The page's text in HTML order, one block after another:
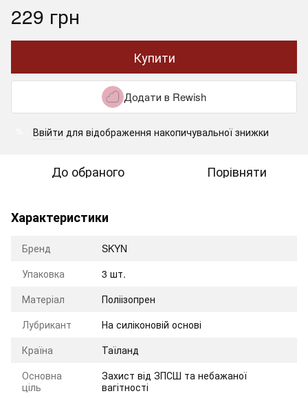
229 грн
Купити
Додати в Rewish
Ввійти для відображення накопичувальної знижки
До обраного Порівняти
Характеристики
Бренд
SKYN
Упаковка
3 шт.
Матеріал
Поліізопрен
Лубрикант
На силіконовій основі
Країна
Таїланд
Основна
ціль
Захист від ЗПСШ та небажаної
вагітності